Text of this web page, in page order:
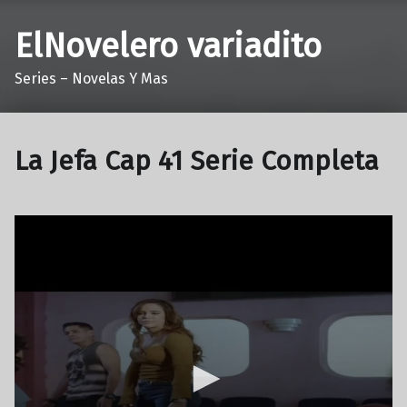
ElNovelero variadito
Series – Novelas Y Mas
La Jefa Cap 41 Serie Completa